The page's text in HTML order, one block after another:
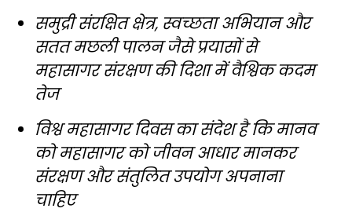
समुद्री संरक्षित क्षेत्र, स्वच्छता अभियान और
सतत मछली पालन जैसे प्रयासों से
महासागर संरक्षण की दिशा में वैश्विक कदम
तेज
विश्व महासागर दिवस का संदेश है कि मानव
को महासागर को जीवन आधार मानकर
संरक्षण और संतुलित उपयोग अपनाना
चाहिए